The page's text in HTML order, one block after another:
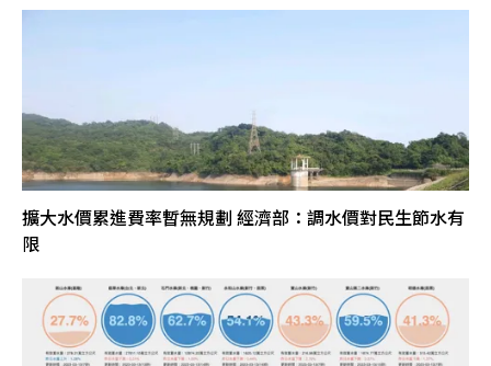
擴大水價累進費率暫無規劃 經濟部：調水價對民生節水有
限